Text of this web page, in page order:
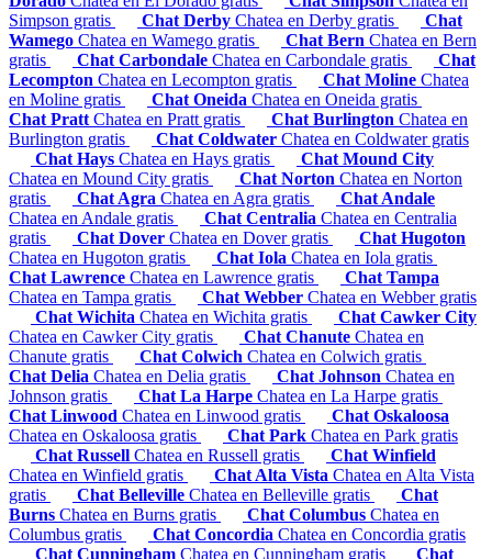
Simpson gratis
Chat Derby Chatea en Derby gratis
Chat
Wamego Chatea en Wamego gratis Chat Bern Chatea en Bern
gratis
Chat Carbondale Chatea en Carbondale gratis
Chat
Lecompton Chatea en Lecompton gratis Chat Moline Chatea
en Moline gratis
Chat Oneida Chatea en Oneida gratis
Chat Pratt Chatea en Pratt gratis Chat Burlington Chatea en
Burlington gratis
Chat Coldwater Chatea en Coldwater gratis
Chat Hays Chatea en Hays gratis
Chat Mound City
Chatea en Mound City gratis
Chat Norton Chatea en Norton
gratis
Chat Agra Chatea en Agra gratis
Chat Andale
Chatea en Andale gratis
Chat Centralia Chatea en Centralia
gratis
Chat Dover Chatea en Dover gratis
Chat Hugoton
Chatea en Hugoton gratis
Chat Iola Chatea en Iola gratis
Chat Lawrence Chatea en Lawrence gratis
Chat Tampa
Chatea en Tampa gratis
Chat Webber Chatea en Webber gratis
Chat Wichita Chatea en Wichita gratis
Chat Cawker City
Chatea en Cawker City gratis
Chat Chanute Chatea en
Chanute gratis
Chat Colwich Chatea en Colwich gratis
Chat Delia Chatea en Delia gratis Chat Johnson Chatea en
Johnson gratis
Chat La Harpe Chatea en La Harpe gratis
Chat Linwood Chatea en Linwood gratis
Chat Oskaloosa
Chatea en Oskaloosa gratis
Chat Park Chatea en Park gratis
Chat Russell Chatea en Russell gratis
Chat Winfield
Chatea en Winfield gratis
Chat Alta Vista Chatea en Alta Vista
gratis
Chat Belleville Chatea en Belleville gratis
Chat
Burns Chatea en Burns gratis Chat Columbus Chatea en
Columbus gratis
Chat Concordia Chatea en Concordia gratis
Chat Cunningham Chatea en Cunningham gratis
Chat